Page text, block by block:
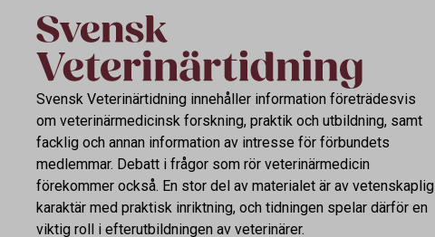
Svensk Veterinärtidning innehåller information företrädesvis
om veterinärmedicinsk forskning, praktik och utbildning, samt
facklig och annan information av intresse för förbundets
medlemmar. Debatt i frågor som rör veterinärmedicin
förekommer också. En stor del av materialet är av vetenskaplig
karaktär med praktisk inriktning, och tidningen spelar därför en
viktig roll i efterutbildningen av veterinärer.